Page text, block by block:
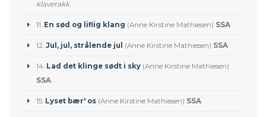
klaverakk.
11. En sød og liflig klang (Anne Kirstine Mathiesen) SSA
12. Jul, jul, strålende jul (Anne Kirstine Mathiesen) SSA
14. Lad det klinge sødt i sky(Anne Kirstine Mathiesen)
SSA
15. Lyset bær' os(Anne Kirstine Mathiesen) SSA